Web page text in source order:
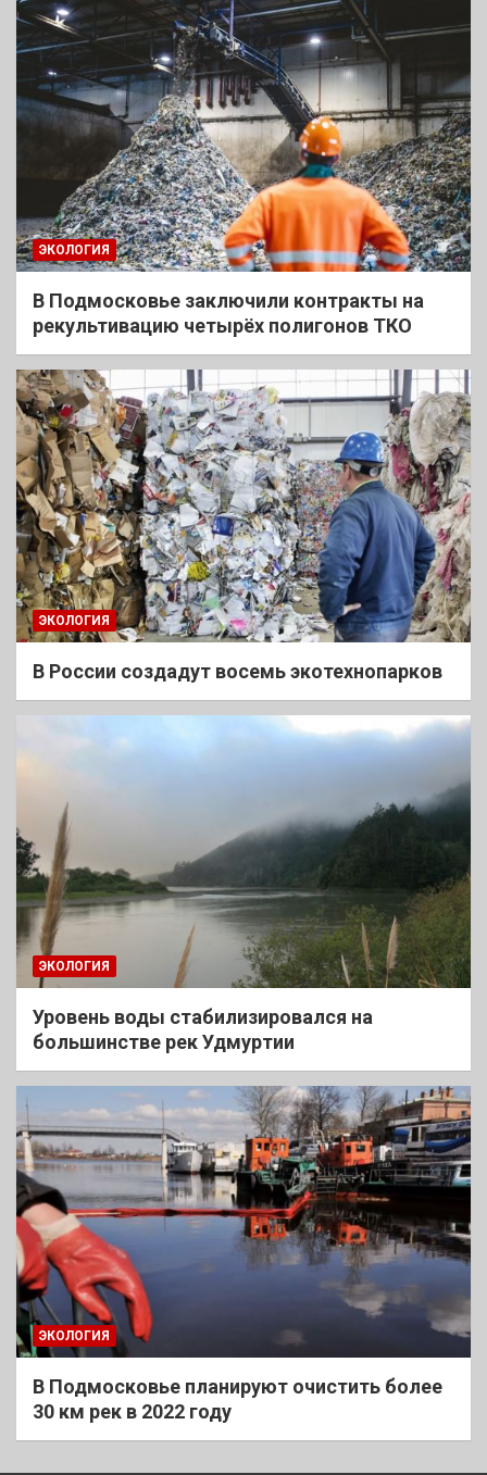
ЭКОЛОГИЯ
В Подмосковье заключили контракты на
рекультивацию четырёх полигонов ТКО
ЭКОЛОГИЯ
В России создадут восемь экотехнопарков
ЭКОЛОГИЯ
Уровень воды стабилизировался на
большинстве рек Удмуртии
ЭКОЛОГИЯ
В Подмосковье планируют очистить более
30 км рек в 2022 году